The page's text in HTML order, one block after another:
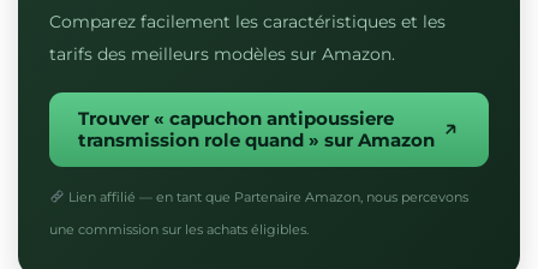
Comparez facilement les caractéristiques et les
tarifs des meilleurs modèles sur Amazon.
Trouver « capuchon antipoussiere
transmission role quand » sur Amazon
Lien affilié — en tant que Partenaire Amazon, nous percevons
une commission sur les achats éligibles.